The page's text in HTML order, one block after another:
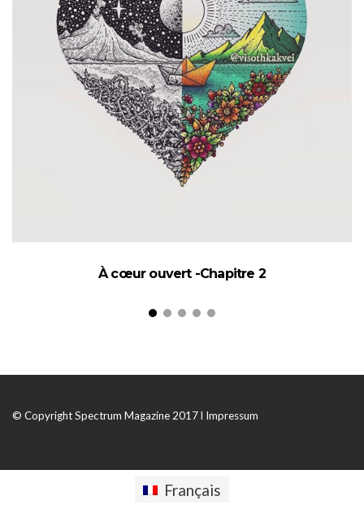
À cœur ouvert -Chapitre 2
© Copyright Spectrum Magazine 2017 l Impressum
Français